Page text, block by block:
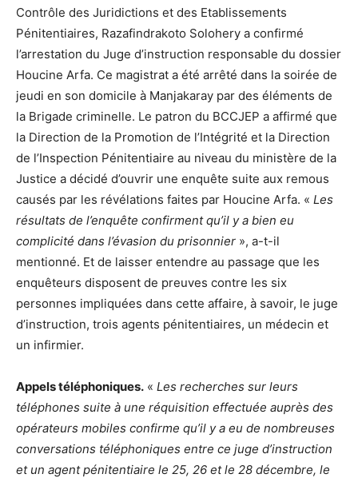
Contrôle des Juridictions et des Etablissements
Pénitentiaires, Razafindrakoto Solohery a confirmé
l’arrestation du Juge d’instruction responsable du dossier
Houcine Arfa. Ce magistrat a été arrêté dans la soirée de
jeudi en son domicile à Manjakaray par des éléments de
la Brigade criminelle. Le patron du BCCJEP a affirmé que
la Direction de la Promotion de l’Intégrité et la Direction
de l’Inspection Pénitentiaire au niveau du ministère de la
Justice a décidé d’ouvrir une enquête suite aux remous
causés par les révélations faites par Houcine Arfa. « Les
résultats de l’enquête confirment qu’il y a bien eu
complicité dans l’évasion du prisonnier », a-t-il
mentionné. Et de laisser entendre au passage que les
enquêteurs disposent de preuves contre les six
personnes impliquées dans cette affaire, à savoir, le juge
d’instruction, trois agents pénitentiaires, un médecin et
un infirmier.
Appels téléphoniques. « Les recherches sur leurs
téléphones suite à une réquisition effectuée auprès des
opérateurs mobiles confirme qu’il y a eu de nombreuses
conversations téléphoniques entre ce juge d’instruction
et un agent pénitentiaire le 25, 26 et le 28 décembre, le